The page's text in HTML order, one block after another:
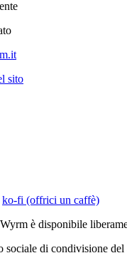
sito
ko-fi (offrici un caffè)
è disponibile
di condivisione